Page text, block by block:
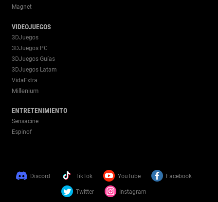
Magnet
VIDEOJUEGOS
3DJuegos
3DJuegos PC
3DJuegos Guías
3DJuegos Latam
VidaExtra
Millenium
ENTRETENIMIENTO
Sensacine
Espinof
Discord TikTok YouTube Facebook
Twitter Instagram